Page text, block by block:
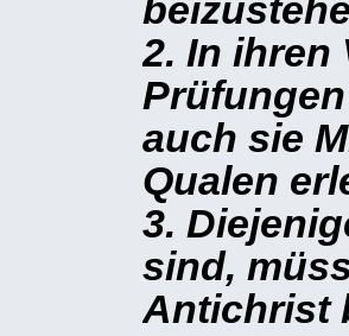
2. In ihren
auch sie
Qualen
3.
sind,
Antichrist